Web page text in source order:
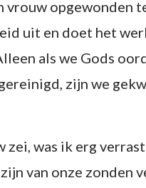
vrouw opgewonden
uit en doet het
als we Gods
zijn we
was ik erg
van onze zonden